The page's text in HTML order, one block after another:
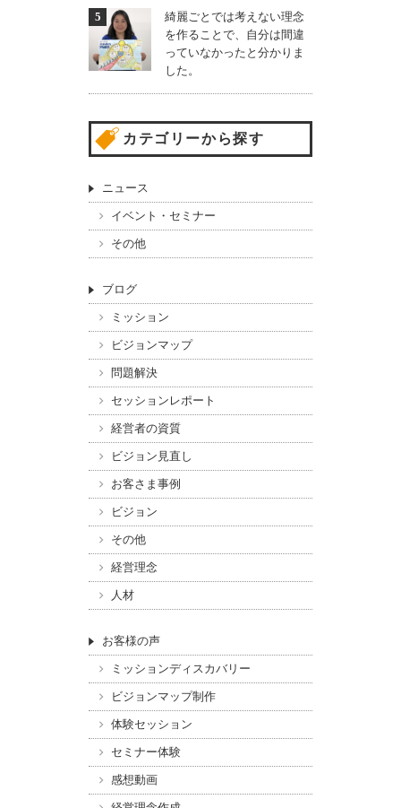
綺麗ごとでは考えない理念
を作ることで、自分は間違
っていなかったと分かりま
した。
カテゴリーから探す
ニュース
イベント・セミナー
その他
ブログ
ミッション
ビジョンマップ
問題解決
セッションレポート
経営者の資質
ビジョン見直し
お客さま事例
ビジョン
その他
経営理念
人材
お客様の声
ミッションディスカバリー
ビジョンマップ制作
体験セッション
セミナー体験
感想動画